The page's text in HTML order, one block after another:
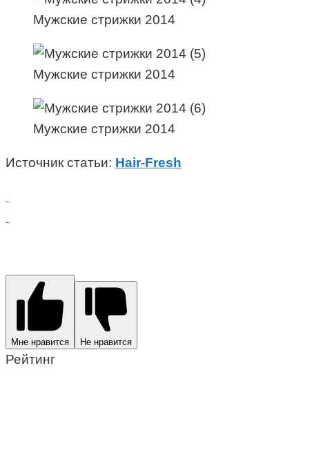
Мужские стрижки 2014
Мужские стрижки 2014
Мужские стрижки 2014
Источник статьи: Hair-Fresh
Мне нравится Не нравится
Рейтинг